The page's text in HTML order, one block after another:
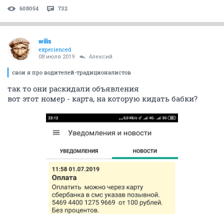
608054 732
wilis
experienced
08 июля 2019 Алексий
свои я про водителей-традиционалистов
так то они раскидали объявления
вот этот номер - карта, на которую кидать бабки?